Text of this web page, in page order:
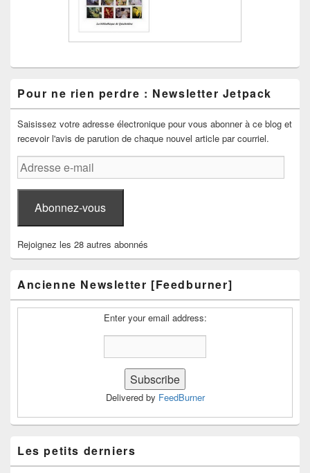
Pour ne rien perdre : Newsletter Jetpack
Saisissez votre adresse électronique pour vous abonner à ce blog et
recevoir l'avis de parution de chaque nouvel article par courriel.
Adresse
e-
mail
Abonnez-vous
Rejoignez les 28 autres abonnés
Ancienne Newsletter [Feedburner]
Enter your email address:
Delivered by FeedBurner
Les petits derniers